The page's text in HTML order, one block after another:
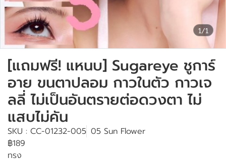
1/1
[แถมฟรี! แหนบ] Sugareye ชูการ์
อาย ขนตาปลอม กาวในตัว กาวเจ
ลลี่ ไม่เป็นอันตรายต่อดวงตา ไม่
แสบไม่คัน
SKU : CC-01232-005 05 Sun Flower
฿189
ทรง